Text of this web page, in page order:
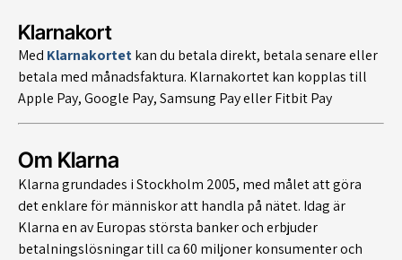
Klarnakort
Med Klarnakortetkan du betala direkt, betala senare eller
betala med månadsfaktura. Klarnakortet kan kopplas till
Apple Pay, Google Pay, Samsung Pay eller Fitbit Pay
Om Klarna
Klarna grundades i Stockholm 2005, med målet att göra
det enklare för människor att handla på nätet. Idag är
Klarna en av Europas största banker och erbjuder
betalningslösningar till ca 60 miljoner konsumenter och